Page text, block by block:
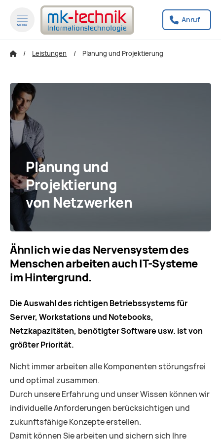
MENÜ
Anruf
zum Inhalt springen
Leistungen Planung und Projektierung
Planung und
Projektierung
von Netzwerken
Ähnlich wie das Nervensystem des
Menschen arbeiten auch IT-Systeme
im Hintergrund.
Die Auswahl des richtigen Betriebssystems für
Server, Workstations und Notebooks,
Netzkapazitäten, benötigter Software usw. ist von
größter Priorität.
Nicht immer arbeiten alle Komponenten störungsfrei
und optimal zusammen.
Durch unsere Erfahrung und unser Wissen können wir
individuelle Anforderungen berücksichtigen und
zukunftsfähige Konzepte erstellen.
Damit können Sie arbeiten und sichern sich Ihre